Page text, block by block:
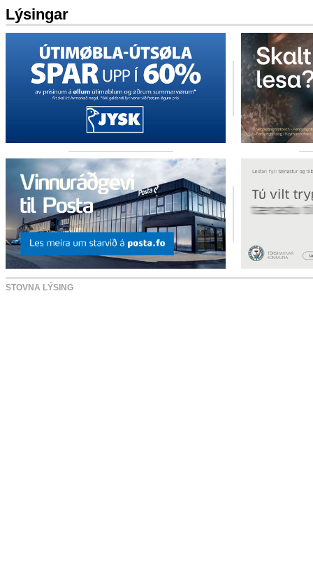
Lýsingar
STOVNA LÝSING